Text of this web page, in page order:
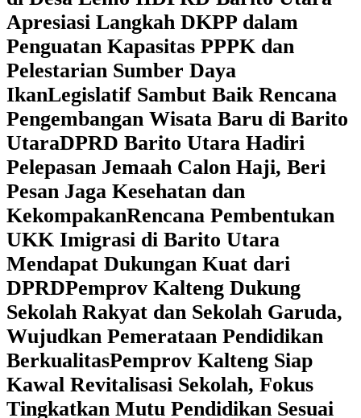
Apresiasi Langkah DKPP dalam
Penguatan Kapasitas PPPK dan
Pelestarian Sumber Daya
IkanLegislatif Sambut Baik Rencana
Pengembangan Wisata Baru di Barito
UtaraDPRD Barito Utara Hadiri
Pelepasan Jemaah Calon Haji, Beri
Pesan Jaga Kesehatan dan
KekompakanRencana Pembentukan
UKK Imigrasi di Barito Utara
Mendapat Dukungan Kuat dari
DPRD‎Pemprov Kalteng Dukung
Sekolah Rakyat dan Sekolah Garuda,
Wujudkan Pemerataan Pendidikan
Berkualitas‎Pemprov Kalteng Siap
Kawal Revitalisasi Sekolah, Fokus
Tingkatkan Mutu Pendidikan Sesuai